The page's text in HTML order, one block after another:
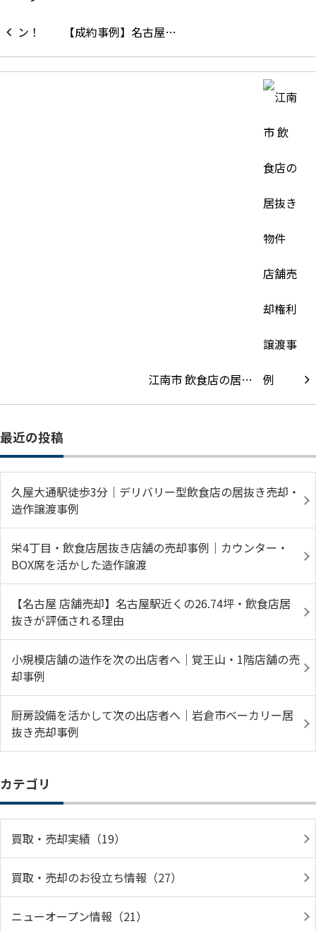
【成約事例】名古屋…
江南市 飲食店の居…
最近の投稿
久屋大通駅徒歩3分｜デリバリー型飲食店の居抜き売却・
造作譲渡事例
栄4丁目・飲食店居抜き店舗の売却事例｜カウンター・
BOX席を活かした造作譲渡
【名古屋 店舗売却】名古屋駅近くの26.74坪・飲食店居
抜きが評価される理由
小規模店舗の造作を次の出店者へ｜覚王山・1階店舗の売
却事例
厨房設備を活かして次の出店者へ｜岩倉市ベーカリー居
抜き売却事例
カテゴリ
買取・売却実績（19）
買取・売却のお役立ち情報（27）
ニューオープン情報（21）